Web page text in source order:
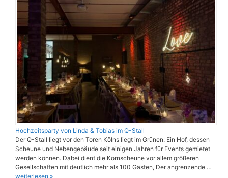
Hochzeitsparty von Linda & Tobias im Q-Stall
Der Q-Stall liegt vor den Toren Kölns liegt im Grünen: Ein Hof, dessen
Scheune und Nebengebäude seit einigen Jahren für Events gemietet
werden können. Dabei dient die Kornscheune vor allem größeren
Gesellschaften mit deutlich mehr als 100 Gästen, Der angrenzende …
weiterlesen »